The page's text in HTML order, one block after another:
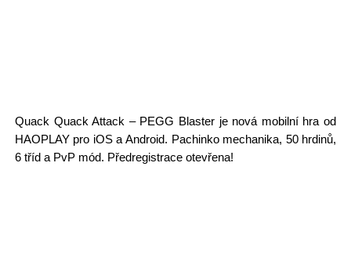
Quack Quack Attack – PEGG Blaster je nová mobilní hra od
HAOPLAY pro iOS a Android. Pachinko mechanika, 50 hrdinů,
6 tříd a PvP mód. Předregistrace otevřena!